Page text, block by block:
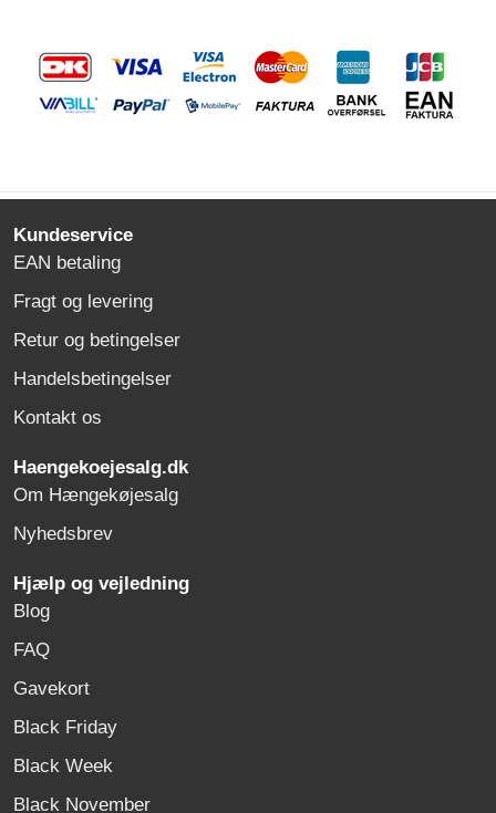
Kundeservice
EAN betaling
Fragt og levering
Retur og betingelser
Handelsbetingelser
Kontakt os
Haengekoejesalg.dk
Om Hængekøjesalg
Nyhedsbrev
Hjælp og vejledning
Blog
FAQ
Gavekort
Black Friday
Black Week
Black November